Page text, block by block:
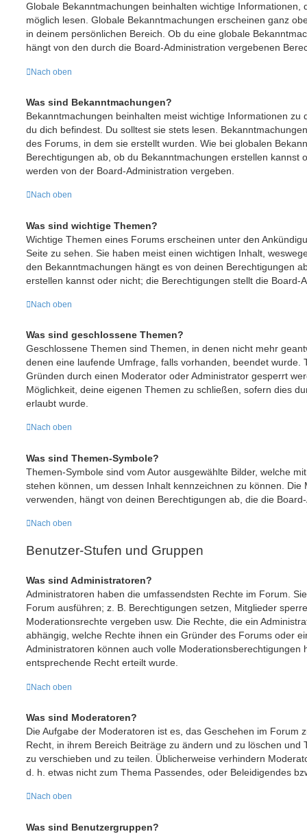
Globale Bekanntmachungen beinhalten wichtige Informationen,
möglich lesen. Globale Bekanntmachungen erscheinen ganz
in deinem persönlichen Bereich. Ob du eine globale
hängt von den durch die Board-Administration vergebenen
Nach oben
Was sind Bekanntmachungen?
Bekanntmachungen beinhalten meist wichtige Informationen zu
du dich befindest. Du solltest sie stets lesen.
des Forums, in dem sie erstellt wurden. Wie bei globalen
Berechtigungen ab, ob du Bekanntmachungen erstellen kannst
werden von der Board-Administration vergeben.
Nach oben
Was sind wichtige Themen?
Wichtige Themen eines Forums erscheinen unter den
Seite zu sehen. Sie haben meist einen wichtigen Inhalt,
den Bekanntmachungen hängt es von deinen Berechtigungen
erstellen kannst oder nicht; die Berechtigungen stellt die Board-
Nach oben
Was sind geschlossene Themen?
Geschlossene Themen sind Themen, in denen nicht mehr
denen eine laufende Umfrage, falls vorhanden, beendet wurde.
Gründen durch einen Moderator oder Administrator gesperrt
Möglichkeit, deine eigenen Themen zu schließen, sofern dies
erlaubt wurde.
Nach oben
Was sind Themen-Symbole?
Themen-Symbole sind vom Autor ausgewählte Bilder, welche
stehen können, um dessen Inhalt kennzeichnen zu können. Die
verwenden, hängt von deinen Berechtigungen ab, die die
Nach oben
Benutzer-Stufen und Gruppen
Was sind Administratoren?
Administratoren haben die umfassendsten Rechte im Forum.
Forum ausführen; z. B. Berechtigungen setzen, Mitglieder
Moderationsrechte vergeben usw. Die Rechte, die ein
abhängig, welche Rechte ihnen ein Gründer des Forums oder
Administratoren können auch volle Moderationsberechtigungen
entsprechende Recht erteilt wurde.
Nach oben
Was sind Moderatoren?
Die Aufgabe der Moderatoren ist es, das Geschehen im Forum
Recht, in ihrem Bereich Beiträge zu ändern und zu löschen und
zu verschieben und zu teilen. Üblicherweise verhindern
d. h. etwas nicht zum Thema Passendes, oder Beleidigendes
Nach oben
Was sind Benutzergruppen?